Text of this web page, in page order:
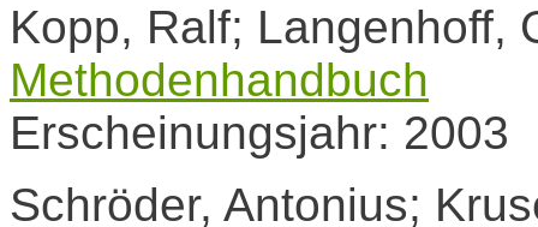
Kopp, Ralf; Langenhoff,
Methodenhandbuch
Erscheinungsjahr: 2003
Schröder, Antonius;